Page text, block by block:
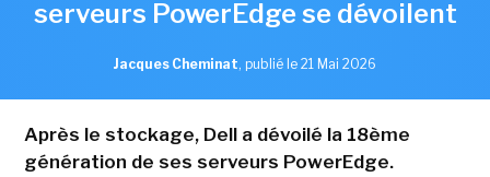
serveurs PowerEdge se dévoilent
Jacques Cheminat, publié le 21 Mai 2026
Après le stockage, Dell a dévoilé la 18ème
génération de ses serveurs PowerEdge.